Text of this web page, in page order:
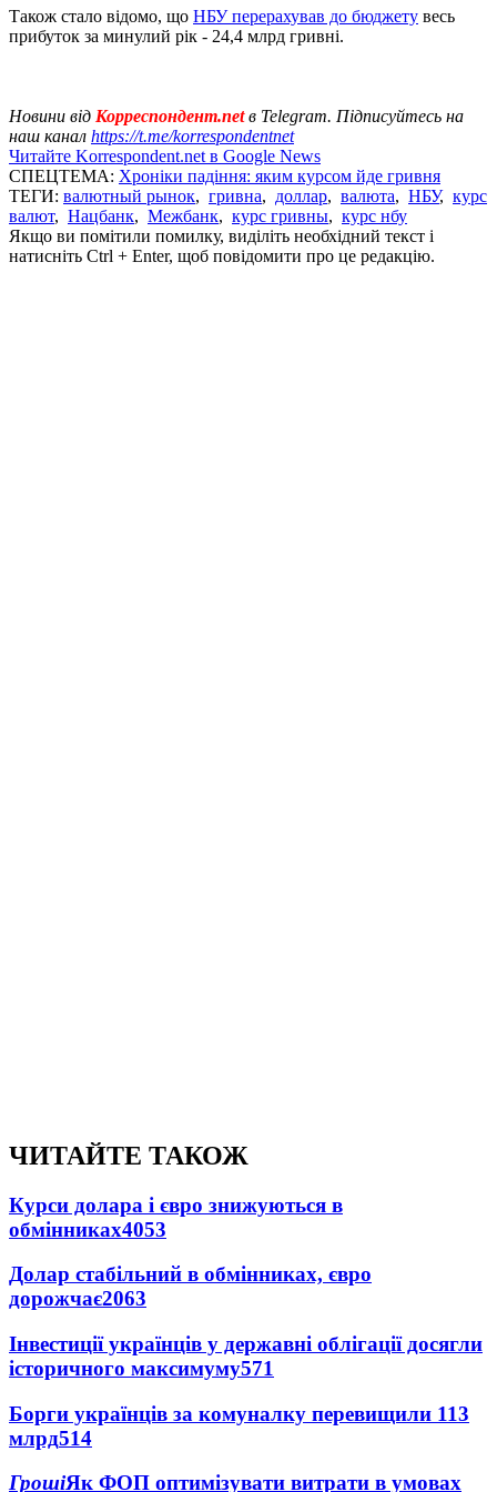
Також стало відомо, що НБУ перерахував до бюджету весь
прибуток за минулий рік - 24,4 млрд гривні.
Новини від Корреспондент.netв Telegram. Підписуйтесь на
наш канал https://t.me/korrespondentnet
Читайте Korrespondent.net в Google News
СПЕЦТЕМА: Хроніки падіння: яким курсом йде гривня
ТЕГИ: валютный рынок, гривна, доллар, валюта, НБУ, курс
валют, Нацбанк, Межбанк, курс гривны, курс нбу
Якщо ви помітили помилку, виділіть необхідний текст і
натисніть Ctrl + Enter, щоб повідомити про це редакцію.
ЧИТАЙТЕ ТАКОЖ
Курси долара і євро знижуються в
обмінниках4053
Долар стабільний в обмінниках, євро
дорожчає2063
Інвестиції українців у державні облігації досягли
історичного максимуму571
Борги українців за комуналку перевищили 113
млрд514
ГрошіЯк ФОП оптимізувати витрати в умовах